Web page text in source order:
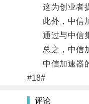
这为创业者提
此外，中信加
通过与中信集
总之，中信加
中信加速器的
#18#
评论